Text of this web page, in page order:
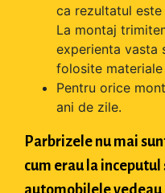
ca rezultatul
La montaj
experienta vasta
folosite
Pentru orice
ani de zile.
Parbrizele nu mai
cum erau la
automobilele